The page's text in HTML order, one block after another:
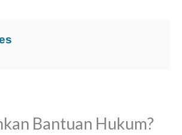
Bantuan Hukum?